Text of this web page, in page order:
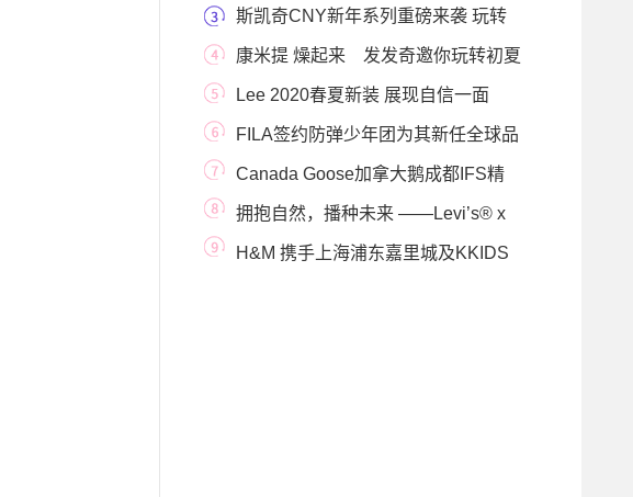
来更多品牌惊喜
斯凯奇CNY新年系列重磅来袭 玩转
中国风 打造最
康米提 燥起来 发发奇邀你玩转初夏
时尚人设Lee 2020春夏新装 展现自信一面
FILA签约防弹少年团为其新任全球品
牌代言人
Canada Goose加拿大鹅成都IFS精
品店现已盛大开幕
拥抱自然，播种未来 ——Levi’s® x
FARM Rio自然•
H&M 携手上海浦东嘉里城及KKIDS